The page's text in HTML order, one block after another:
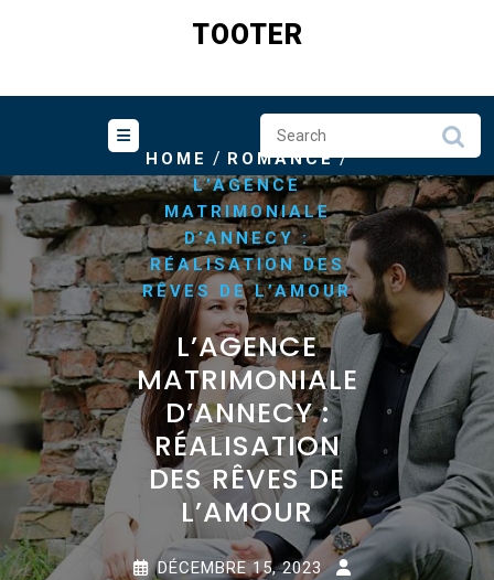
TOOTER
HOME / ROMANCE/
L’AGENCE
MATRIMONIALE
D’ANNECY :
RÉALISATION DES
RÊVES DE L’AMOUR
L’AGENCE
MATRIMONIALE
D’ANNECY :
RÉALISATION
DES RÊVES DE
L’AMOUR
DÉCEMBRE 15, 2023